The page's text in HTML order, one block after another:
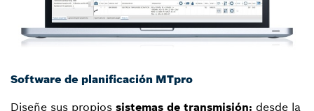
Software de planificación MTpro
Diseñe sus propios sistemas de transmisión: desde la